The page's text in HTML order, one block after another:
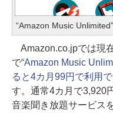
“Amazon Music
Amazon.co.jpでは現
で“Amazon Music
ると4カ月99円で利用
す。通常4カ月で3,920
音楽聞き放題サービス